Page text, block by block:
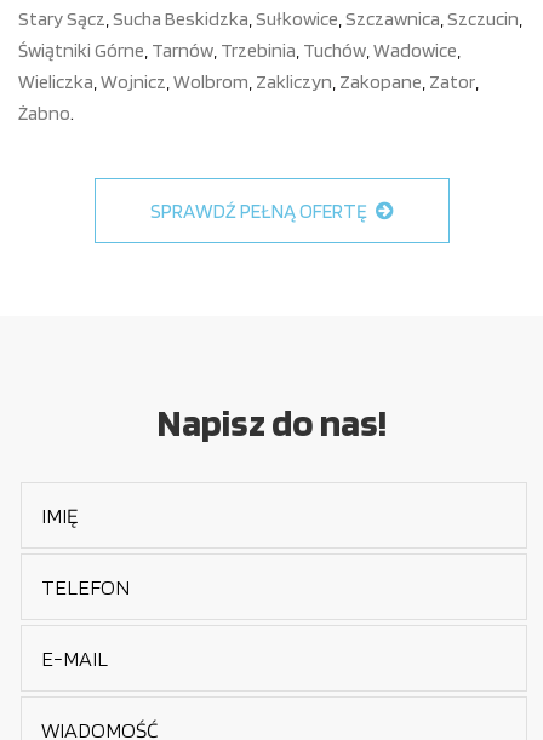
Stary Sącz,Sucha Beskidzka,Sułkowice,Szczawnica,Szczucin,
Świątniki Górne, Tarnów, Trzebinia, Tuchów,Wadowice,
Wieliczka,Wojnicz,Wolbrom, Zakliczyn, Zakopane, Zator,
Żabno.
SPRAWDŹ PEŁNĄ OFERTĘ
Napisz do nas!